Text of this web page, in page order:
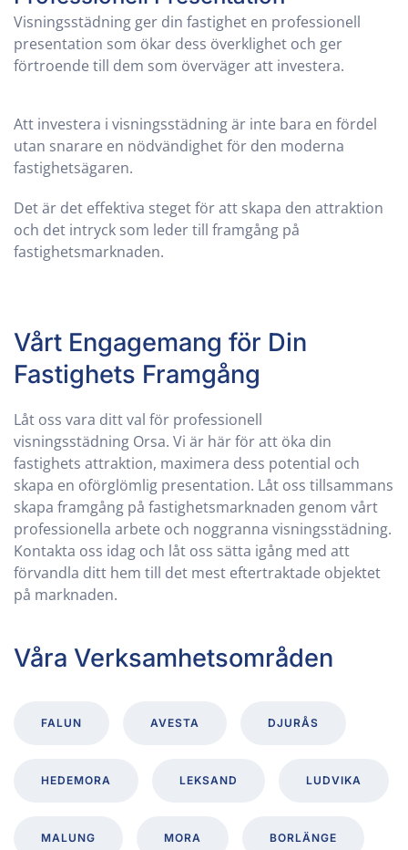
Visningsstädning ger din fastighet en professionell
presentation som ökar dess överklighet och ger
förtroende till dem som överväger att investera.
Att investera i visningsstädning är inte bara en fördel
utan snarare en nödvändighet för den moderna
fastighetsägaren.
Det är det effektiva steget för att skapa den attraktion
och det intryck som leder till framgång på
fastighetsmarknaden.
Vårt Engagemang för Din
Fastighets Framgång
Låt oss vara ditt val för professionell
visningsstädning Orsa. Vi är här för att öka din
fastighets attraktion, maximera dess potential och
skapa en oförglömlig presentation. Låt oss tillsammans
skapa framgång på fastighetsmarknaden genom vårt
professionella arbete och noggranna visningsstädning.
Kontakta oss idag och låt oss sätta igång med att
förvandla ditt hem till det mest eftertraktade objektet
på marknaden.
Våra Verksamhetsområden
FALUN AVESTA DJURÅS
HEDEMORA LEKSAND LUDVIKA
MALUNG MORA BORLÄNGE